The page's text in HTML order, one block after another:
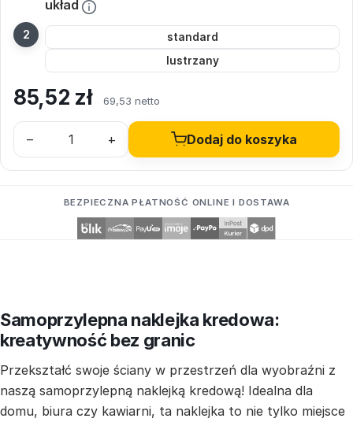
układ
standard
lustrzany
85,52 zł 69,53 netto
– + Dodaj do koszyka
BEZPIECZNA PŁATNOŚĆ ONLINE I DOSTAWA
Samoprzylepna naklejka kredowa:
kreatywność bez granic
Przekształć swoje ściany w przestrzeń dla wyobraźni z
naszą samoprzylepną naklejką kredową! Idealna dla
domu, biura czy kawiarni, ta naklejka to nie tylko miejsce